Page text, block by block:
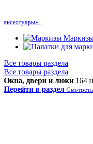
аксессуары»
Все товары раздела
Все товары раздела
Окна, двери и люки 164
Перейти в раздел